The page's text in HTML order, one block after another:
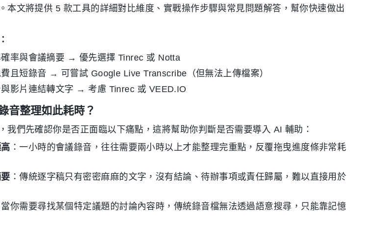
本文將提供 5 款工具的詳細對比維度、實戰操作步驟與常見問題解答，幫你快速做出
率與會議摘要 → 優先選擇 Tinrec 或 Notta
且短錄音 → 可嘗試 Google Live Transcribe（但無法上傳檔案）
影片連結轉文字 → 考慮 Tinrec 或 VEED.IO
音整理如此耗時？
我們先確認你是否正面臨以下痛點，這將幫助你判斷是否需要導入 AI 輔助：
：一小時的會議錄音，往往需要兩小時以上才能整理完重點，反覆拖曳進度條非常耗
：傳統逐字稿只有密密麻麻的文字，沒有結論、待辦事項或責任歸屬，難以直接用於
當你需要尋找某個特定議題的討論內容時，傳統錄音檔無法透過語意搜尋，只能靠記憶